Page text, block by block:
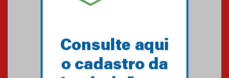
Primeiro culto do ano ressalta o
27.02.2026